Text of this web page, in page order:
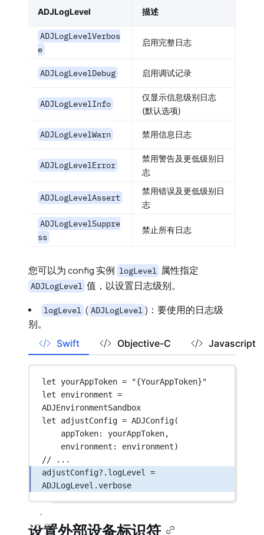
ADJLogLevel 描述
ADJLogLevelVerbos
e
启用完整日志
ADJLogLevelDebug 启用调试记录
ADJLogLevelInfo
仅显示信息级别日志
(默认选项)
ADJLogLevelWarn 禁用信息日志
ADJLogLevelError
禁用警告及更低级别日
志
ADJLogLevelAssert
禁用错误及更低级别日
志
ADJLogLevelSuppre
ss
禁止所有日志
您可以为 config 实例 logLevel 属性指定
ADJLogLevel 值，以设置日志级别。
logLevel ( ADJLogLevel )：要使用的日志级
别。
Swift Objective-C Javascript
let yourAppToken =
"{YourAppToken}"
let environment =
ADJEnvironmentSandbox
let adjustConfig = ADJConfig(
appToken: yourAppToken,
environment : environment)
// ...
adjustConfig? .logLevel =
ADJLogLevel.verbose
设置外部设备标识符